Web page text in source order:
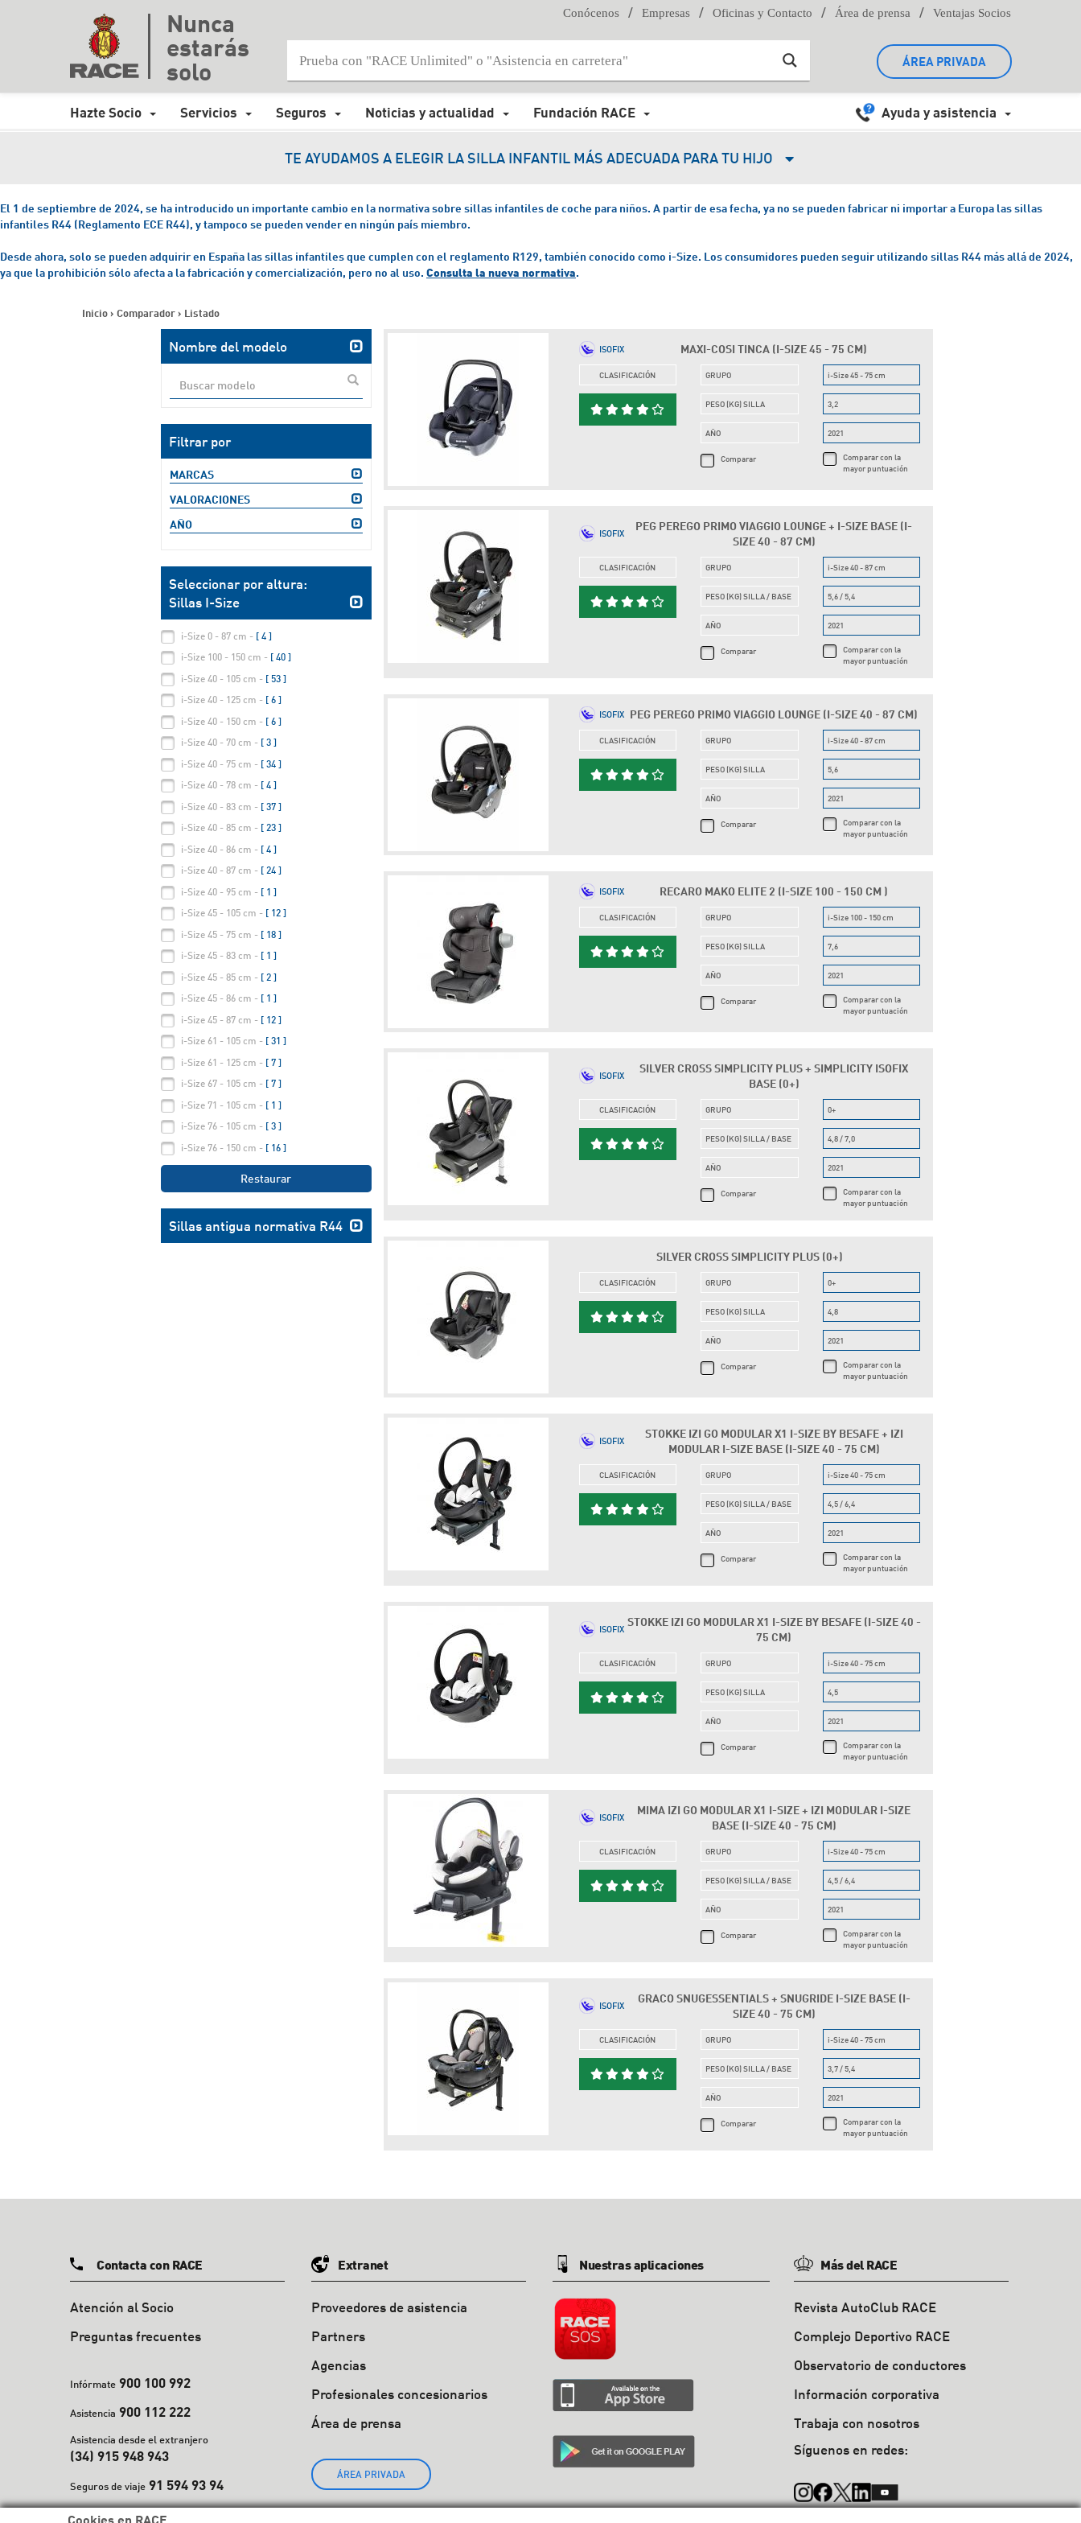
Cookies en RACE
Conócenos / Empresas / Oficinas y Contacto / Área de prensa / Ventajas Socios
Nunca
estarás
solo
ÁREA PRIVADA
Hazte Socio Servicios Seguros Noticias y actualidad Fundación RACE Ayuda y asistencia
TE AYUDAMOS A ELEGIR LA SILLA INFANTIL MÁS ADECUADA PARA TU HIJO
El 1 de septiembre de 2024, se ha introducido un importante cambio en la normativa sobre sillas infantiles de coche para niños. A partir de esa fecha, ya no se pueden fabricar ni importar a Europa las sillas
infantiles R44 (Reglamento ECE R44), y tampoco se pueden vender en ningún país miembro.
Desde ahora, solo se pueden adquirir en España las sillas infantiles que cumplen con el reglamento R129, también conocido como i-Size. Los consumidores pueden seguir utilizando sillas R44 más allá de 2024,
ya que la prohibición sólo afecta a la fabricación y comercialización, pero no al uso. Consulta la nueva normativa.
Inicio > Comparador > Listado
Nombre del modelo
Filtrar por
MARCAS
VALORACIONES
AÑO
Seleccionar por altura:
Sillas I-Size
i-Size 0 - 87 cm - [ 4 ]
i-Size 100 - 150 cm - [ 40 ]
i-Size 40 - 105 cm - [ 53 ]
i-Size 40 - 125 cm - [ 6 ]
i-Size 40 - 150 cm - [ 6 ]
i-Size 40 - 70 cm - [ 3 ]
i-Size 40 - 75 cm - [ 34 ]
i-Size 40 - 78 cm - [ 4 ]
i-Size 40 - 83 cm - [ 37 ]
i-Size 40 - 85 cm - [ 23 ]
i-Size 40 - 86 cm - [ 4 ]
i-Size 40 - 87 cm - [ 24 ]
i-Size 40 - 95 cm - [ 1 ]
i-Size 45 - 105 cm - [ 12 ]
i-Size 45 - 75 cm - [ 18 ]
i-Size 45 - 83 cm - [ 1 ]
i-Size 45 - 85 cm - [ 2 ]
i-Size 45 - 86 cm - [ 1 ]
i-Size 45 - 87 cm - [ 12 ]
i-Size 61 - 105 cm - [ 31 ]
i-Size 61 - 125 cm - [ 7 ]
i-Size 67 - 105 cm - [ 7 ]
i-Size 71 - 105 cm - [ 1 ]
i-Size 76 - 105 cm - [ 3 ]
i-Size 76 - 150 cm - [ 16 ]
Restaurar
Sillas antigua normativa R44
MAXI-COSI TINCA (I-SIZE 45 - 75 CM)
ISOFIX
CLASIFICACIÓN GRUPO
PESO (KG) SILLA
AÑO
Comparar
i-Size 45 - 75 cm
3,2
2021
Comparar con la
mayor puntuación
PEG PEREGO PRIMO VIAGGIO LOUNGE + I-SIZE BASE (I-
SIZE 40 - 87 CM)
ISOFIX
CLASIFICACIÓN GRUPO
PESO (KG) SILLA / BASE
AÑO
Comparar
i-Size 40 - 87 cm
5,6 / 5,4
2021
Comparar con la
mayor puntuación
PEG PEREGO PRIMO VIAGGIO LOUNGE (I-SIZE 40 - 87 CM)
ISOFIX
CLASIFICACIÓN GRUPO
PESO (KG) SILLA
AÑO
Comparar
i-Size 40 - 87 cm
5,6
2021
Comparar con la
mayor puntuación
RECARO MAKO ELITE 2 (I-SIZE 100 - 150 CM )
ISOFIX
CLASIFICACIÓN GRUPO
PESO (KG) SILLA
AÑO
Comparar
i-Size 100 - 150 cm
7,6
2021
Comparar con la
mayor puntuación
SILVER CROSS SIMPLICITY PLUS + SIMPLICITY ISOFIX
BASE (0+)
ISOFIX
CLASIFICACIÓN GRUPO
PESO (KG) SILLA / BASE
AÑO
Comparar
0+
4,8 / 7,0
2021
Comparar con la
mayor puntuación
SILVER CROSS SIMPLICITY PLUS (0+)
CLASIFICACIÓN GRUPO
PESO (KG) SILLA
AÑO
Comparar
0+
4,8
2021
Comparar con la
mayor puntuación
STOKKE IZI GO MODULAR X1 I-SIZE BY BESAFE + IZI
MODULAR I-SIZE BASE (I-SIZE 40 - 75 CM)
ISOFIX
CLASIFICACIÓN GRUPO
PESO (KG) SILLA / BASE
AÑO
Comparar
i-Size 40 - 75 cm
4,5 / 6,4
2021
Comparar con la
mayor puntuación
STOKKE IZI GO MODULAR X1 I-SIZE BY BESAFE (I-SIZE 40 -
75 CM)
ISOFIX
CLASIFICACIÓN GRUPO
PESO (KG) SILLA
AÑO
Comparar
i-Size 40 - 75 cm
4,5
2021
Comparar con la
mayor puntuación
MIMA IZI GO MODULAR X1 I-SIZE + IZI MODULAR I-SIZE
BASE (I-SIZE 40 - 75 CM)
ISOFIX
CLASIFICACIÓN GRUPO
PESO (KG) SILLA / BASE
AÑO
Comparar
i-Size 40 - 75 cm
4,5 / 6,4
2021
Comparar con la
mayor puntuación
GRACO SNUGESSENTIALS + SNUGRIDE I-SIZE BASE (I-
SIZE 40 - 75 CM)
ISOFIX
CLASIFICACIÓN GRUPO
PESO (KG) SILLA / BASE
AÑO
Comparar
i-Size 40 - 75 cm
3,7 / 5,4
2021
Comparar con la
mayor puntuación
Contacta con RACE
Atención al Socio
Preguntas frecuentes
Infórmate 900 100 992
Asistencia 900 112 222
Asistencia desde el extranjero
(34) 915 948 943
Seguros de viaje 91 594 93 94
Extranet
Proveedores de asistencia
Partners
Agencias
Profesionales concesionarios
Área de prensa
ÁREA PRIVADA
Nuestras aplicaciones Más del RACE
Revista AutoClub RACE
Complejo Deportivo RACE
Observatorio de conductores
Información corporativa
Trabaja con nosotros
Síguenos en redes: